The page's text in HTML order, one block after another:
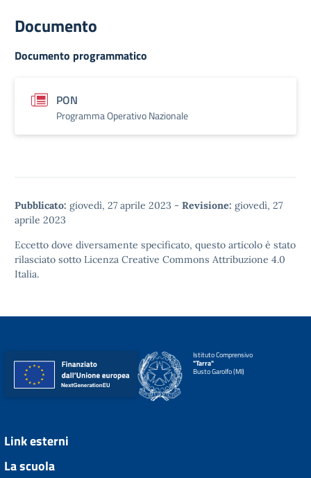
Documento
Documento programmatico
PON
Programma Operativo Nazionale
Pubblicato: giovedì, 27 aprile 2023 - Revisione: giovedì, 27
aprile 2023
Eccetto dove diversamente specificato, questo articolo è stato
rilasciato sotto Licenza Creative Commons Attribuzione 4.0
Italia.
Istituto Comprensivo
"Tarra"
Busto Garolfo (MI)
Link esterni
La scuola